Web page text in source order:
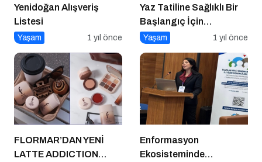
Yenidoğan Alışveriş
Listesi
Yaşam 1 yıl önce
Yaz Tatiline Sağlıklı Bir
Başlangıç İçin
Beslenme
Yaşam 1 yıl önce
FLORMAR’DAN YENİ
LATTE ADDICTION
Enformasyon
Ekosisteminde